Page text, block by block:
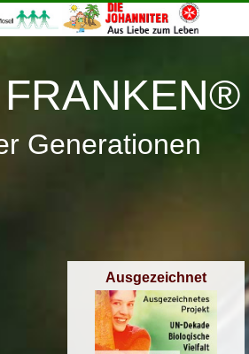
Menü
Generationen
Ausgezeichnet